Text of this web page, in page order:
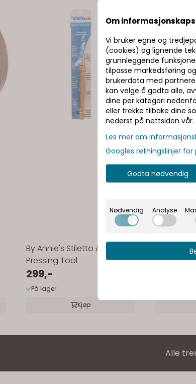
By Annie's Stiletto &
Pressing Tool
299,-
På lager
Kjøp
Mesh Lite
18in x 54in
Alle
Om
Vi bruker egne og
(cookies) og lignende
grunnleggende
tilpasse markedsføring
brukerdata med
kan velge å godta alle,
dine per kategori
eller trekke tilbake dine
nederst på nettsiden vår.
Les mer om
Googles retningslinjer for
Godta nødvendig
Nødvendig Analyse